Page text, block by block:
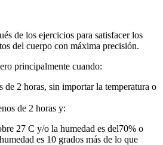
de los ejercicios para satisfacer los
del cuerpo con máxima precisión.
principalmente cuando:
de 2 horas, sin importar la temperatura o
de 2 horas y:
27 C y/o la humedad es del70% o
es 10 grados más de lo que